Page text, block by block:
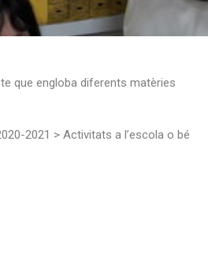
que engloba diferents matèries
2021 > Activitats a l’escola o bé